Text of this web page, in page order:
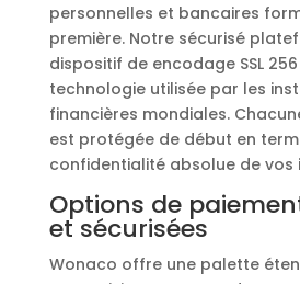
personnelles et bancaires
première. Notre sécurisé
dispositif de encodage SSL
technologie utilisée par les
financières mondiales.
est protégée de début en
confidentialité absolue de vos
Options de
et sécurisées
Wonaco offre une palette